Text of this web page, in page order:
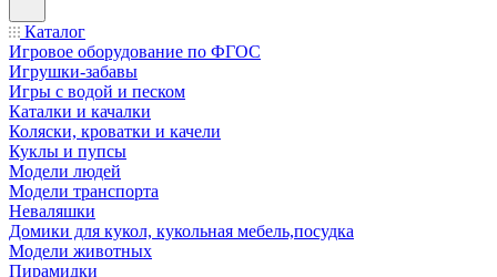
Каталог
Игровое оборудование по ФГОС
Игрушки-забавы
Игры с водой и песком
Каталки и качалки
Коляски, кроватки и качели
Куклы и пупсы
Модели людей
Модели транспорта
Неваляшки
Домики для кукол, кукольная мебель,посудка
Модели животных
Пирамидки